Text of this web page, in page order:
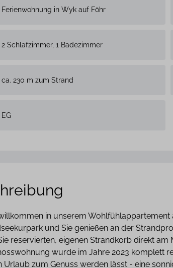
Ferienwohnung in Wyk auf Föhr
2 Schlafzimmer, 1 Badezimmer
ca. 230 m zum Strand
EG
in unserem
und Sie genießen an der
reservierten, eigenen Strandkorb direkt
wurde im Jahre 2023 komplett
Urlaub zum Genuss werden lässt - eine